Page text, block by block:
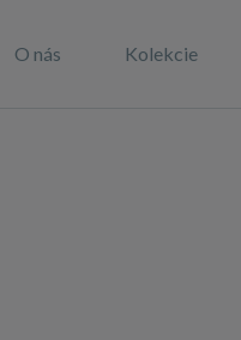
O nás Kolekcie